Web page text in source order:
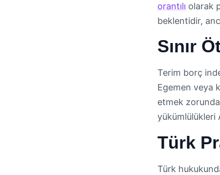
orantılı olarak
beklentidir,
Sınır
Terim borç
Egemen veya
etmek zorunda
yükümlülükleri
Türk
Türk